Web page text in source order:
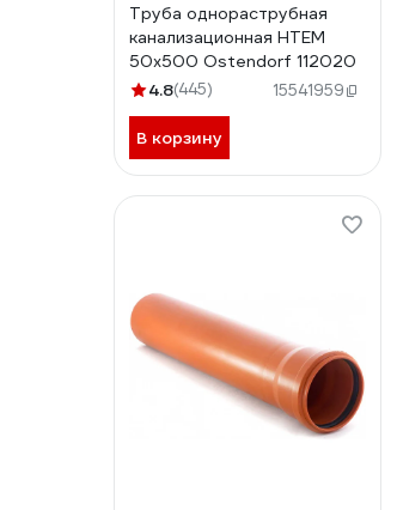
Труба однораструбная
канализационная HTEM
50х500 Ostendorf 112020
4.8(445) 15541959
В корзину